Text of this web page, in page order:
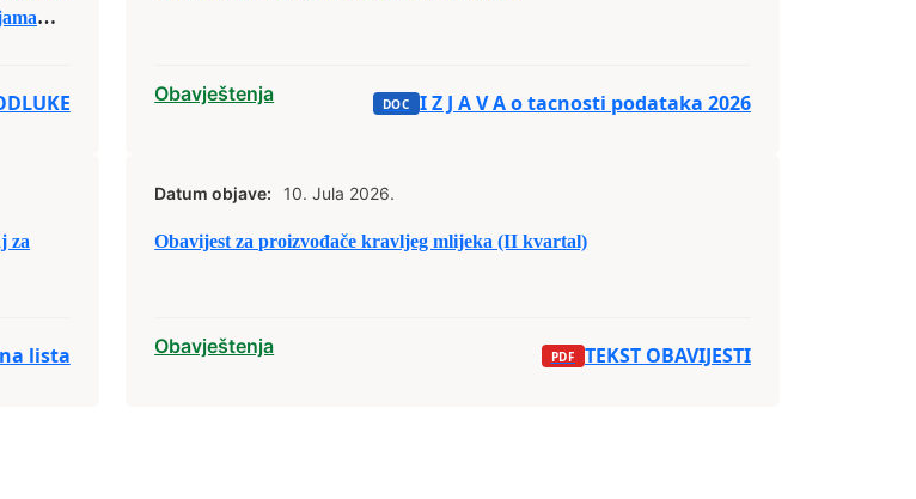
Obavještenja I Z J A V A o tacnosti podataka 2026
za
lista
Datum objave: 10. Jula 2026.
Obavijest za proizvođače kravljeg mlijeka (II kvartal)
Obavještenja TEKST OBAVIJESTI